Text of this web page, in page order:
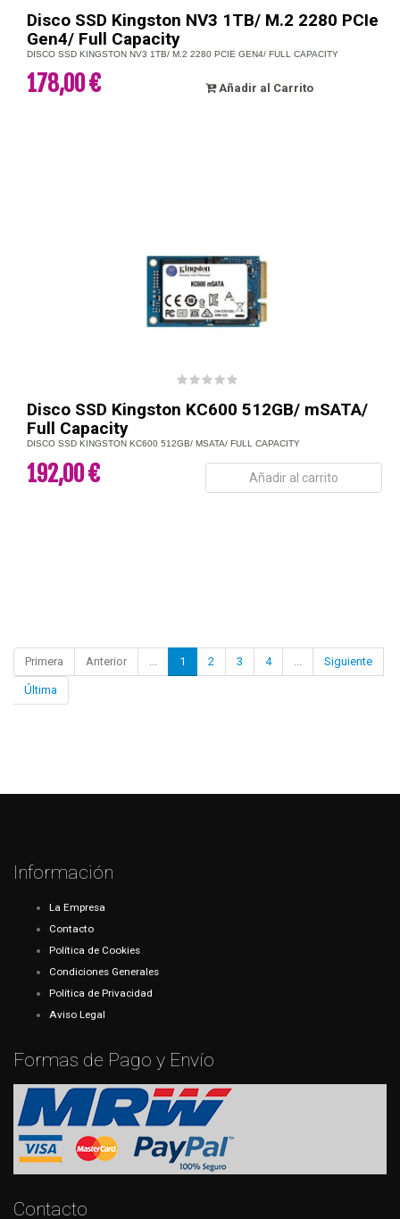
Disco SSD Kingston NV3 1TB/ M.2 2280 PCIe
Gen4/ Full Capacity
DISCO SSD KINGSTON NV3 1TB/ M.2 2280 PCIE GEN4/ FULL CAPACITY
178,00 € Añadir al Carrito
Disco SSD Kingston KC600 512GB/ mSATA/
Full Capacity
DISCO SSD KINGSTON KC600 512GB/ MSATA/ FULL CAPACITY
192,00 € Añadir al carrito
Primera Anterior 1 2 3 4 Siguiente
Última
Información
La Empresa
Contacto
Política de Cookies
Condiciones Generales
Política de Privacidad
Aviso Legal
Formas de Pago y Envío
Contacto